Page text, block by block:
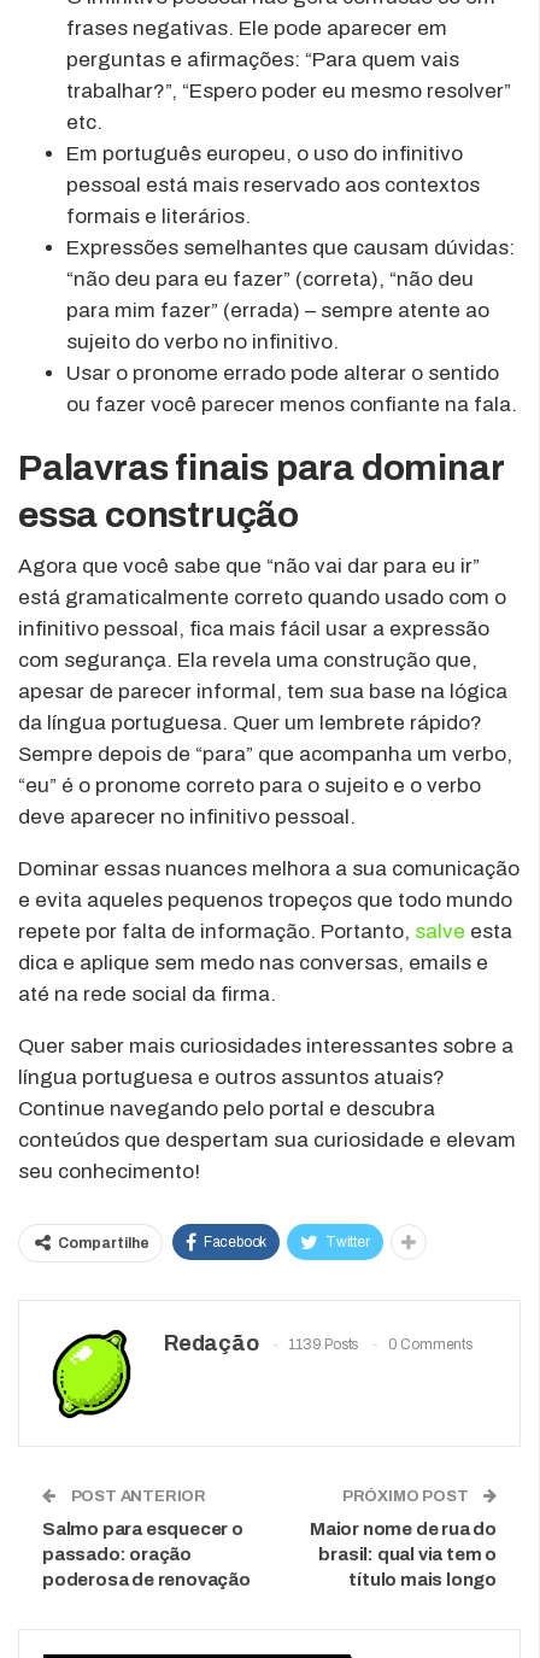
frases negativas. Ele pode aparecer em
perguntas e afirmações: “Para quem vais
trabalhar?”, “Espero poder eu mesmo resolver”
etc.
Em português europeu, o uso do infinitivo
pessoal está mais reservado aos contextos
formais e literários.
Expressões semelhantes que causam dúvidas:
“não deu para eu fazer” (correta), “não deu
para mim fazer” (errada) – sempre atente ao
sujeito do verbo no infinitivo.
Usar o pronome errado pode alterar o sentido
ou fazer você parecer menos confiante na fala.
Palavras finais para dominar
essa construção
Agora que você sabe que “não vai dar para eu ir”
está gramaticalmente correto quando usado com o
infinitivo pessoal, fica mais fácil usar a expressão
com segurança. Ela revela uma construção que,
apesar de parecer informal, tem sua base na lógica
da língua portuguesa. Quer um lembrete rápido?
Sempre depois de “para” que acompanha um verbo,
“eu” é o pronome correto para o sujeito e o verbo
deve aparecer no infinitivo pessoal.
Dominar essas nuances melhora a sua comunicação
e evita aqueles pequenos tropeços que todo mundo
repete por falta de informação. Portanto, salve esta
dica e aplique sem medo nas conversas, emails e
até na rede social da firma.
Quer saber mais curiosidades interessantes sobre a
língua portuguesa e outros assuntos atuais?
Continue navegando pelo portal e descubra
conteúdos que despertam sua curiosidade e elevam
seu conhecimento!
Compartilhe Facebook Twitter
Redação 1139 Posts 0 Comments
POST ANTERIOR
Salmo para esquecer o
passado: oração
poderosa de renovação
PRÓXIMO POST
Maior nome de rua do
brasil: qual via tem o
título mais longo